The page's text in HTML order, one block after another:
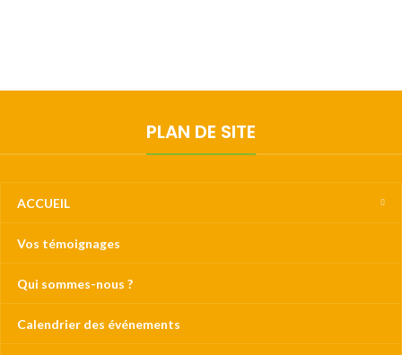
PLAN DE SITE
ACCUEIL
Vos témoignages
Qui sommes-nous ?
Calendrier des événements